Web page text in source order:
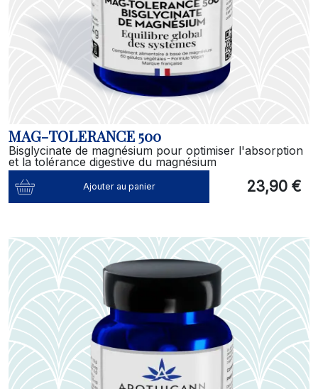
MAG-TOLERANCE 500
Bisglycinate de magnésium pour optimiser l'absorption
et la tolérance digestive du magnésium
Ajouter au panier 23,90 €